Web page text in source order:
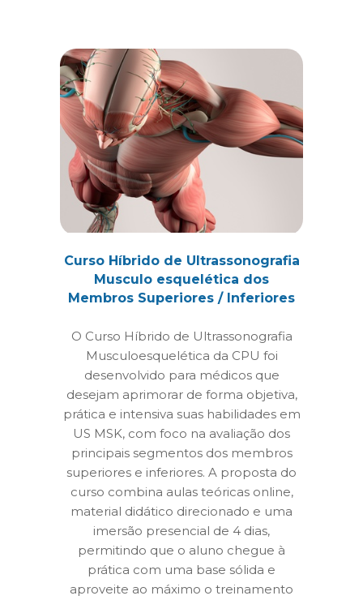
Curso Híbrido de Ultrassonografia
Musculo esquelética dos
Membros Superiores / Inferiores
O Curso Híbrido de Ultrassonografia
Musculoesquelética da CPU foi
desenvolvido para médicos que
desejam aprimorar de forma objetiva,
prática e intensiva suas habilidades em
US MSK, com foco na avaliação dos
principais segmentos dos membros
superiores e inferiores. A proposta do
curso combina aulas teóricas online,
material didático direcionado e uma
imersão presencial de 4 dias,
permitindo que o aluno chegue à
prática com uma base sólida e
aproveite ao máximo o treinamento